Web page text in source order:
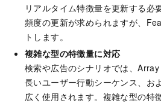
リアルタイム特徴量を更新する必
頻度の更新が求められますが、
トします。
複雑な型の特徴量に対応
検索や広告のシナリオでは、Array
長いユーザー行動シーケンス、お
広く使用されます。複雑な型の特